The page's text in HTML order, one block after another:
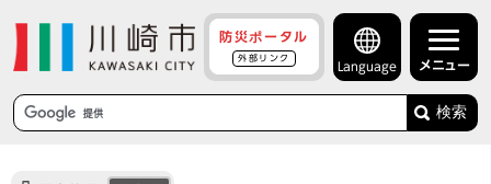
防災ポータル
外部リンク
Language メニュー
検索